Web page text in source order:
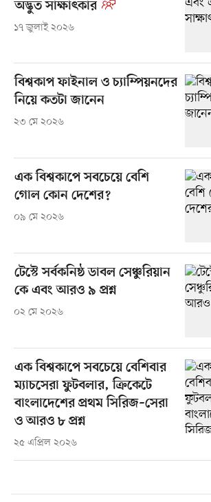
অদ্ভুত সাক্ষাৎকার
১৭ জুলাই ২০২৬
বিশ্বকাপ ফাইনাল ও চ্যাম্পিয়নদের
নিয়ে কতটা জানেন
২৩ মে ২০২৬
এক বিশ্বকাপে সবচেয়ে বেশি
গোল কোন দেশের?
০৯ মে ২০২৬
টেস্টে সর্বকনিষ্ঠ ডাবল সেঞ্চুরিয়ান
কে এবং আরও ৯ প্রশ্ন
০২ মে ২০২৬
এক বিশ্বকাপে সবচেয়ে বেশিবার
ম্যাচসেরা ফুটবলার, ক্রিকেটে
বাংলাদেশের প্রথম সিরিজ–সেরা
ও আরও ৮ প্রশ্ন
২৫ এপ্রিল ২০২৬